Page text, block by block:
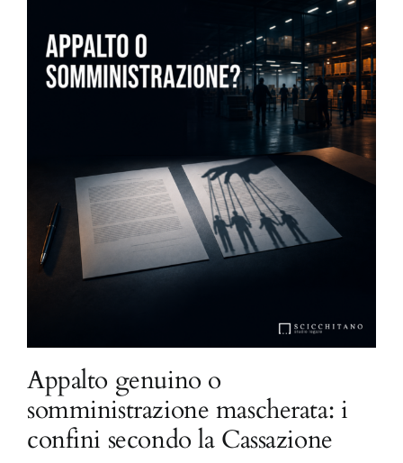
Appalto genuino o
somministrazione mascherata: i
confini secondo la Cassazione